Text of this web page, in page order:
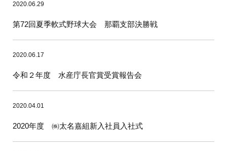
2020.06.29
第72回夏季軟式野球大会 那覇支部決勝戦
2020.06.17
令和２年度 水産庁長官賞受賞報告会
2020.04.01
2020年度 ㈱太名嘉組新入社員入社式